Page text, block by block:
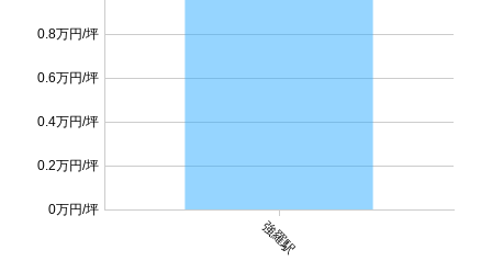
強羅駅
0万円/坪
0.2万円/坪
0.4万円/坪
0.6万円/坪
0.8万円/坪